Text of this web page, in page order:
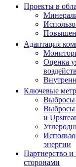
Проекты в
Адаптация
Оценка
Ключевые
Выбросы
Выбросы
и
энергии
Партнерство и
сторонами